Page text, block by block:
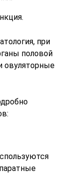
при
половой
овуляторные